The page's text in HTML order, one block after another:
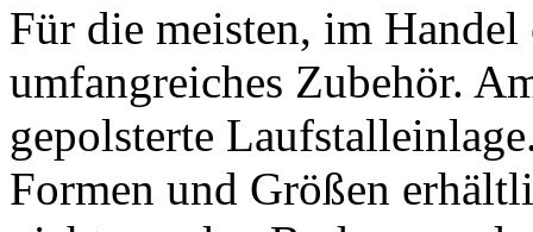
Für die meisten, im
umfangreiches Zubehör.
gepolsterte
Formen und Größen